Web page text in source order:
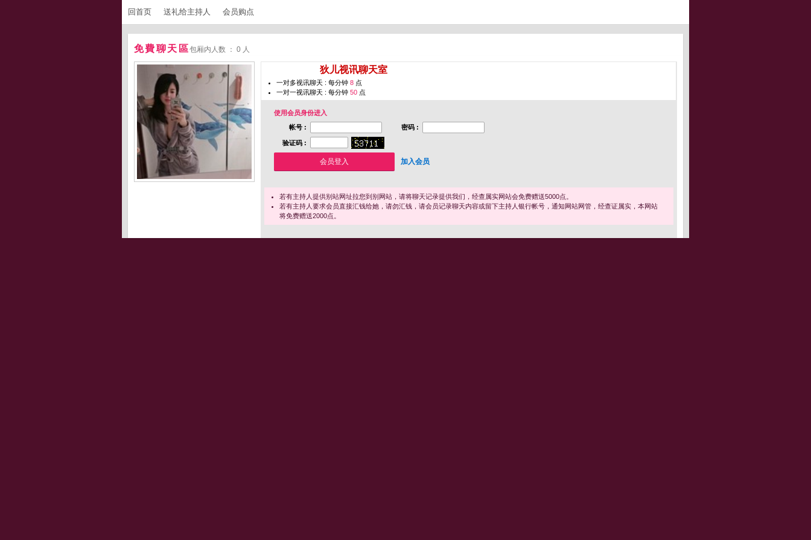
回首页 送礼给主持人 会员购点
免費聊天區包厢内人数 ： 0 人
狄儿视讯聊天室
一对多视讯聊天 : 每分钟 8 点
一对一视讯聊天 : 每分钟 50 点
使用会员身份进入
帐号 :
密码 :
验证码 :
加入会员
若有主持人提供别站网址拉您到别网站，请将聊天记录提供我们，经查属实网站会免费赠送5000点。
若有主持人要求会员直接汇钱给她，请勿汇钱，请会员记录聊天内容或留下主持人银行帐号，通知网站网管，经查证属实，本网站
将免费赠送2000点。